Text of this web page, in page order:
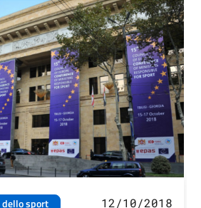
sport
12/10/2018